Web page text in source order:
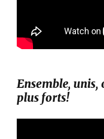
Ensemble, unis,
plus forts!